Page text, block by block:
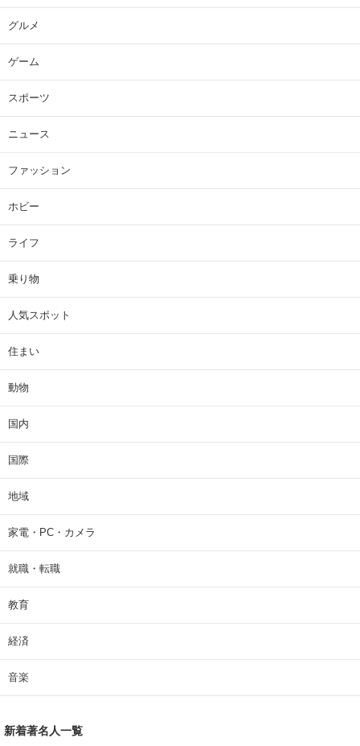
グルメ
ゲーム
スポーツ
ニュース
ファッション
ホビー
ライフ
乗り物
人気スポット
住まい
動物
国内
国際
地域
家電・PC・カメラ
就職・転職
教育
経済
音楽
新着著名人一覧